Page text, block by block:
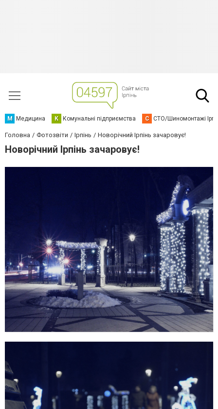
М Медицина К Комунальні підприємства С СТО/Шиномонтажі
Головна Фотозвіти Ірпінь Новорічний Ірпінь зачаровує!
Новорічний Ірпінь зачаровує!